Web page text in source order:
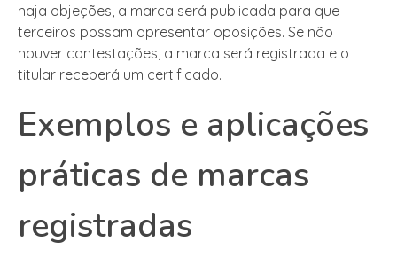
haja objeções, a marca será publicada para que
terceiros possam apresentar oposições. Se não
houver contestações, a marca será registrada e o
titular receberá um certificado.
Exemplos e aplicações
práticas de marcas
registradas